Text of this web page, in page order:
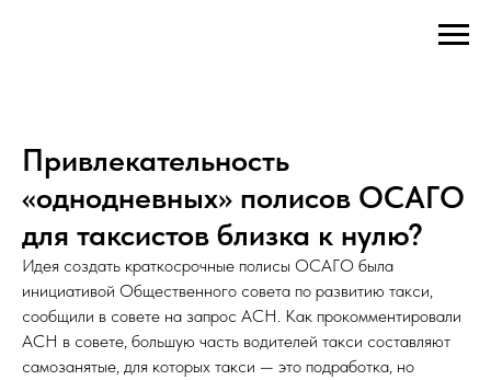
Привлекательность
«однодневных» полисов ОСАГО
для таксистов близка к нулю?
Идея создать краткосрочные полисы ОСАГО была
инициативой Общественного совета по развитию такси,
сообщили в совете на запрос АСН. Как прокомментировали
АСН в совете, большую часть водителей такси составляют
самозанятые, для которых такси — это подработка, но